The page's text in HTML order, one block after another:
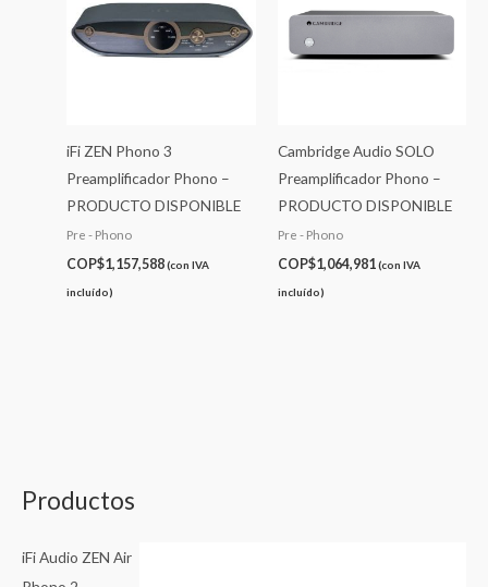
Productos
iFi Audio ZEN Air
iFi ZEN Phono 3
Preamplificador Phono –
PRODUCTO DISPONIBLE
Pre - Phono
COP$1,157,588(con IVA
incluído)
Cambridge Audio SOLO
Preamplificador Phono –
PRODUCTO DISPONIBLE
Pre - Phono
COP$1,064,981 (con IVA
incluído)